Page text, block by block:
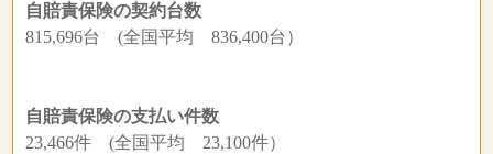
自賠責保険の契約台数
815,696台 (全国平均 836,400台）
自賠責保険の支払い件数
23,466件 (全国平均 23,100件）